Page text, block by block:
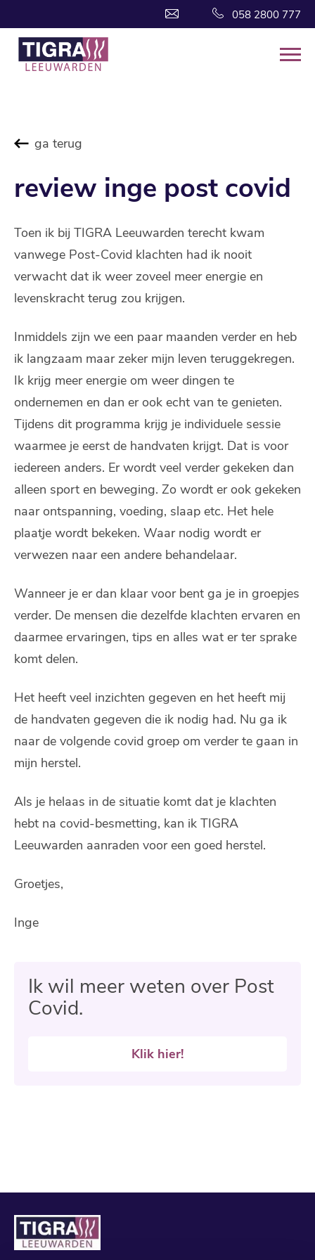
058 2800 777
ga terug
review inge post covid
Toen ik bij TIGRA Leeuwarden terecht kwam
vanwege Post-Covid klachten had ik nooit
verwacht dat ik weer zoveel meer energie en
levenskracht terug zou krijgen.
Inmiddels zijn we een paar maanden verder en heb
ik langzaam maar zeker mijn leven teruggekregen.
Ik krijg meer energie om weer dingen te
ondernemen en dan er ook echt van te genieten.
Tijdens dit programma krijg je individuele sessie
waarmee je eerst de handvaten krijgt. Dat is voor
iedereen anders. Er wordt veel verder gekeken dan
alleen sport en beweging. Zo wordt er ook gekeken
naar ontspanning, voeding, slaap etc. Het hele
plaatje wordt bekeken. Waar nodig wordt er
verwezen naar een andere behandelaar.
Wanneer je er dan klaar voor bent ga je in groepjes
verder. De mensen die dezelfde klachten ervaren en
daarmee ervaringen, tips en alles wat er ter sprake
komt delen.
Het heeft veel inzichten gegeven en het heeft mij
de handvaten gegeven die ik nodig had. Nu ga ik
naar de volgende covid groep om verder te gaan in
mijn herstel.
Als je helaas in de situatie komt dat je klachten
hebt na covid-besmetting, kan ik TIGRA
Leeuwarden aanraden voor een goed herstel.
Groetjes,
Inge
Ik wil meer weten over Post
Covid.
Klik hier!